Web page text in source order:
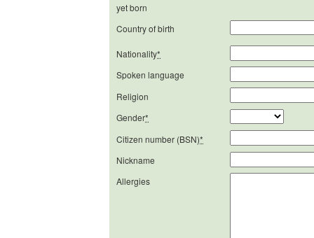
yet born
Country of birth
Nationality*
Spoken language
Religion
Gender*
Citizen number (BSN)*
Nickname
Allergies